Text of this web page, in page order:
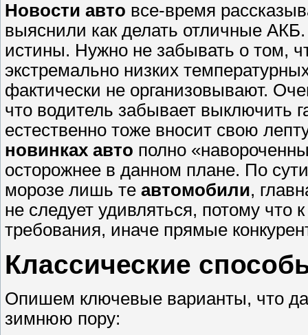
Новости авто все-время
выяснили как делать отличные АКБ.
истины. Нужно не забывать о том,
экстремально низких
фактически не организовывают.
что водитель забывает выключить
естественно тоже вносит свою
новинках авто полно
осторожнее в данном плане. По
морозе лишь те автомобили,
не следует удивляться, потому
требования, иначе прямые
Классические
Опишем ключевые варианты, что
зимнюю пору: